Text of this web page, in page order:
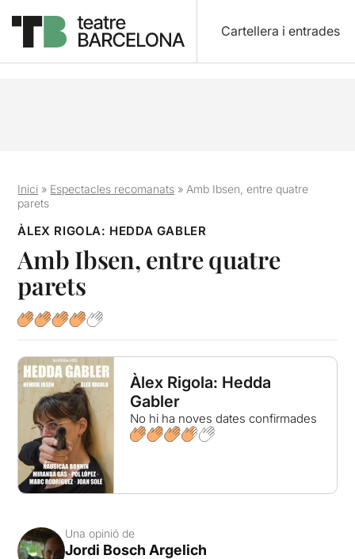
Cartellera i entrades
Inici » Espectacles recomanats » Amb Ibsen, entre quatre
parets
ÀLEX RIGOLA: HEDDA GABLER
Amb Ibsen, entre quatre
parets
Àlex Rigola: Hedda
Gabler
No hi ha noves dates confirmades
Una opinió de
Jordi Bosch Argelich